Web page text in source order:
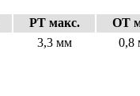
PT макс.
OT
3,3 мм 0,8